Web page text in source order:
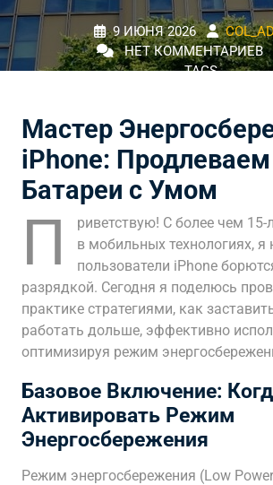
9 ИЮНЯ 2026
НЕТ КОММЕНТАРИЕВ
TAGS
Мастер
iPhone:
Батареи с Умом
П
риветствую! С более чем
в мобильных технологиях,
пользователи iPhone
разрядкой. Сегодня я поделюсь
практике стратегиями, как
работать дольше, эффективно
оптимизируя режим
Базовое Включение:
Активировать Режим
Энергосбережения
Режим энергосбережения (Low